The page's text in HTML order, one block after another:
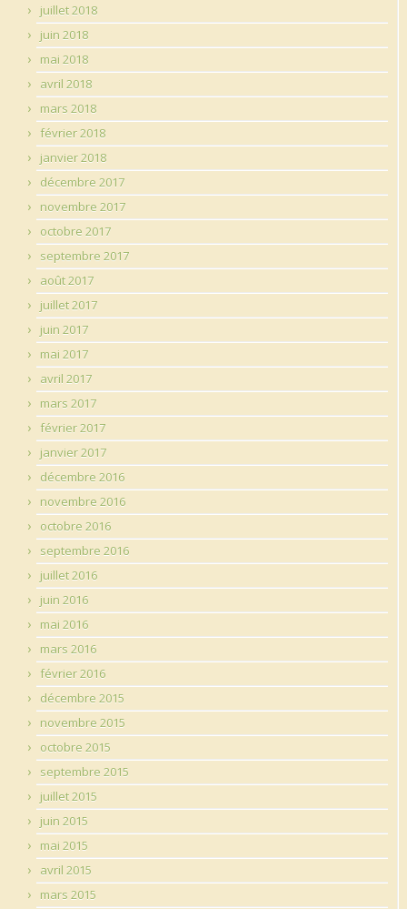
juillet 2018
juin 2018
mai 2018
avril 2018
mars 2018
février 2018
janvier 2018
décembre 2017
novembre 2017
octobre 2017
septembre 2017
août 2017
juillet 2017
juin 2017
mai 2017
avril 2017
mars 2017
février 2017
janvier 2017
décembre 2016
novembre 2016
octobre 2016
septembre 2016
juillet 2016
juin 2016
mai 2016
mars 2016
février 2016
décembre 2015
novembre 2015
octobre 2015
septembre 2015
juillet 2015
juin 2015
mai 2015
avril 2015
mars 2015